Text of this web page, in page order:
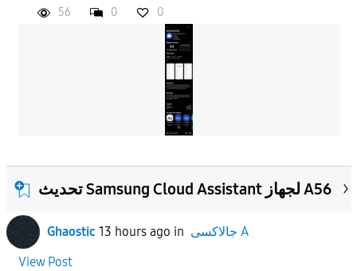
56 0 0
تحديث Samsung Cloud Assistant لجهاز A56
Ghaostic 13 hours ago in
جالاكسى A
View Post